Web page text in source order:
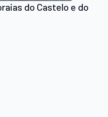
do Castelo e do